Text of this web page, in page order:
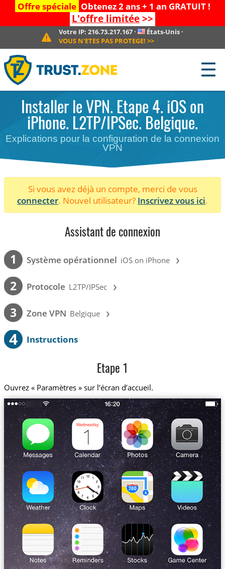
Offre spéciale Obtenez 2 ans + 1 an GRATUIT !
L'offre limitée>>
Votre IP: 216.73.217.167· États-Unis ·
VOUS N'ETES PAS PROTEGE! >>
☰
Installer le VPN. Etape 4. iOS on
iPhone. L2TP/IPSec. Belgique.
Explications pour la configuration de la connexion
VPN
Si vous avez déjà un compte, merci de vous
connecter. Nouvel utilisateur? Inscrivez vous ici.
Assistant de connexion
1 Système opérationnel iOS on iPhone ›
2 Protocole L2TP/IPSec ›
3 Zone VPN Belgique ›
4 Instructions
Etape 1
Ouvrez « Paramètres » sur l’écran d’accueil.